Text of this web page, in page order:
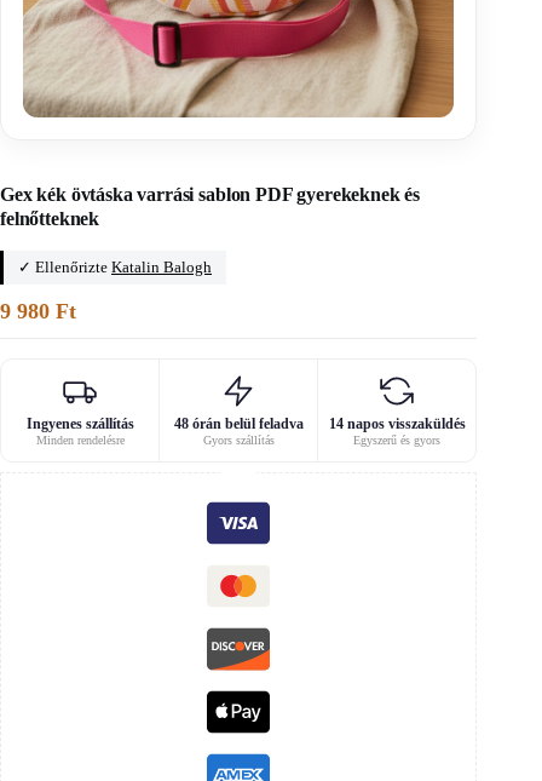
Gex kék övtáska varrási sablon PDF gyerekeknek és
felnőtteknek
✓ Ellenőrizte Katalin Balogh
9 980 Ft
Ingyenes szállítás
Minden rendelésre
48 órán belül feladva
Gyors szállítás
14 napos visszaküldés
Egyszerű és gyors